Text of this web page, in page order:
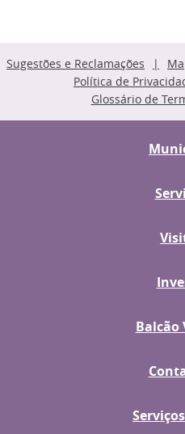
Sugestões e Reclamações
Política de
Glossário de
Balcão